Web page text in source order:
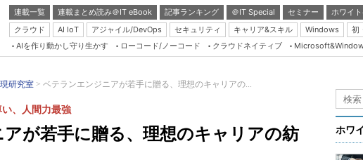
連載一覧 連載まとめ読み＠IT eBook 記事ランキング ＠IT Special セミナー
ホワイ
クラウド
AI IoT アジャイル/DevOps セキュリティ キャリア&スキル Windows
初
Server & Storage
Java Agile
AIを作り動かし守り生かす ローコード/ノーコード クラウドネイティブ
研究室 ベテランエンジニアが若手に贈る、理想のキャリアの...
が若手に贈る、理想のキャリアの紡
、人間力最強
ホワ